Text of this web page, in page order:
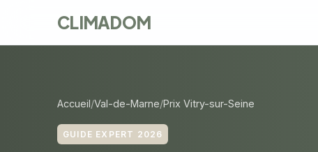
CLIMADOM
Accueil Val-de-Marne Prix Vitry-sur-Seine
GUIDE EXPERT 2026